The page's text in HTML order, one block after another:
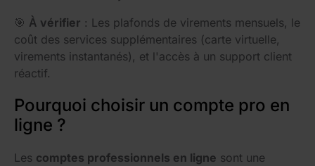
🎯 À vérifier : Les plafonds de virements mensuels, le
coût des services supplémentaires (carte virtuelle,
virements instantanés), et l'accès à un support client
réactif.
Pourquoi choisir un compte pro en
ligne ?
Les comptes professionnels en ligne sont une